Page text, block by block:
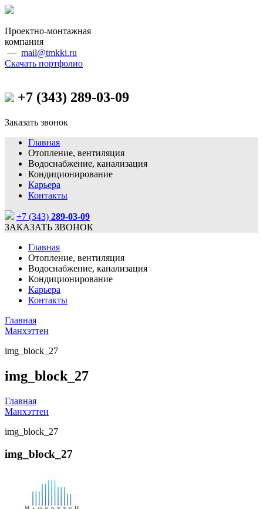
Проектно-монтажная
компания
— mail@tmkki.ru
Скачать портфолио
+7 (343) 289-03-09
Заказать звонок
Главная
Отопление, вентиляция
Водоснабжение, канализация
Кондиционирование
Карьера
Контакты
+7 (343) 289-03-09
ЗАКАЗАТЬ ЗВОНОК
Главная
Отопление, вентиляция
Водоснабжение, канализация
Кондиционирование
Карьера
Контакты
Главная
Манхэттен
img_block_27
img_block_27
Главная
Манхэттен
img_block_27
img_block_27